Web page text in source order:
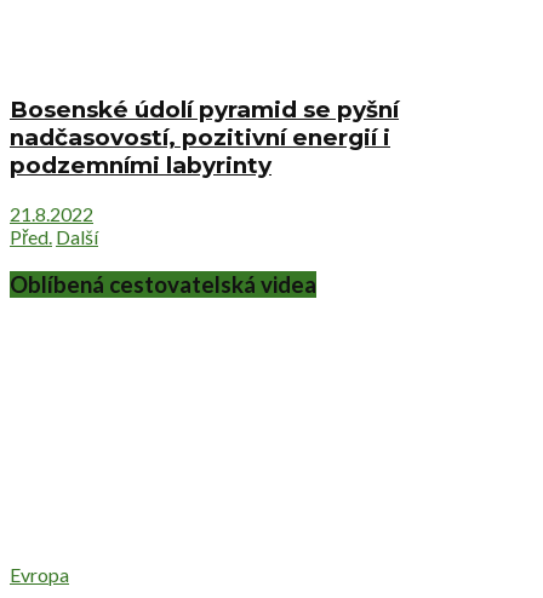
Bosenské údolí pyramid se pyšní
nadčasovostí, pozitivní energií i
podzemními labyrinty
21.8.2022
Před. Další
Oblíbená cestovatelská videa
Evropa